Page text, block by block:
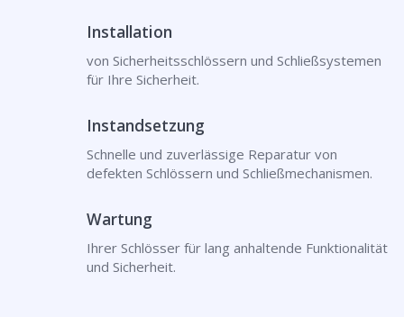
Installation
von Sicherheitsschlössern und Schließsystemen
für Ihre Sicherheit.
Instandsetzung
Schnelle und zuverlässige Reparatur von
defekten Schlössern und Schließmechanismen.
Wartung
Ihrer Schlösser für lang anhaltende Funktionalität
und Sicherheit.